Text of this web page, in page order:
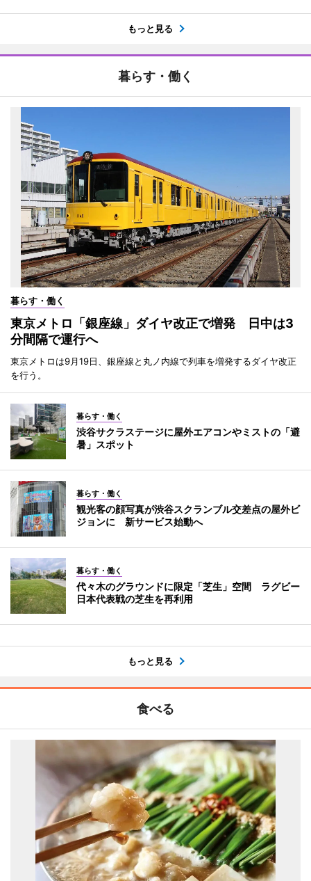
もっと見る
暮らす・働く
暮らす・働く
東京メトロ「銀座線」ダイヤ改正で増発 日中は3
分間隔で運行へ
東京メトロは9月19日、銀座線と丸ノ内線で列車を増発するダイヤ改正
を行う。
暮らす・働く
渋谷サクラステージに屋外エアコンやミストの「避
暑」スポット
暮らす・働く
観光客の顔写真が渋谷スクランブル交差点の屋外ビ
ジョンに 新サービス始動へ
暮らす・働く
代々木のグラウンドに限定「芝生」空間 ラグビー
日本代表戦の芝生を再利用
もっと見る
食べる